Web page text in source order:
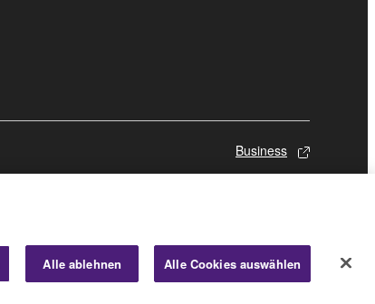
Business
Alle ablehnen Alle Cookies auswählen